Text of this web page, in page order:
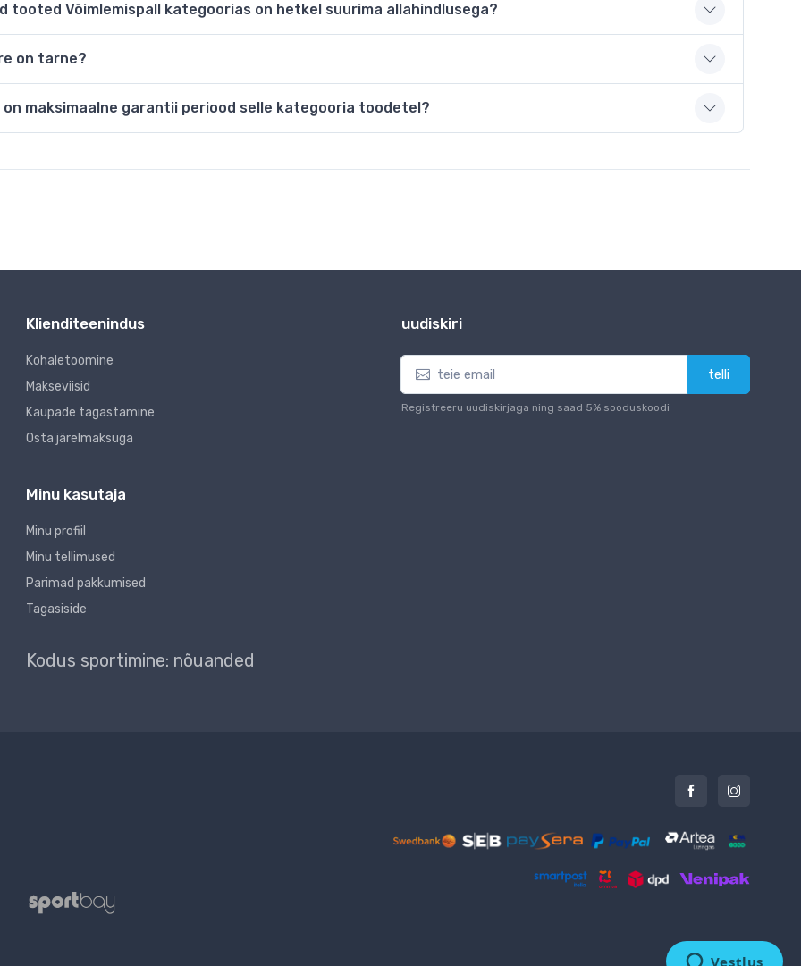
tooted Võimlemispall kategoorias on hetkel suurima allahindlusega?
on tarne?
on maksimaalne garantii periood selle kategooria toodetel?
Klienditeenindus
Kohaletoomine
Makseviisid
Kaupade tagastamine
Osta järelmaksuga
Minu kasutaja
Minu profiil
Minu tellimused
Parimad pakkumised
Tagasiside
Kodus sportimine: nõuanded
uudiskiri
telli
Registreeru uudiskirjaga ning saad 5% sooduskoodi